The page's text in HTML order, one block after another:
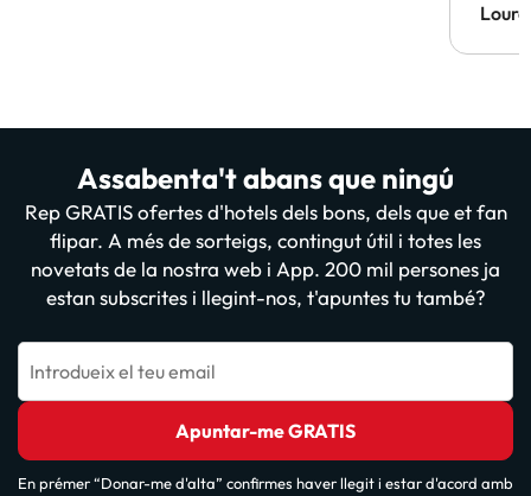
Assabenta't abans que ningú
Rep GRATIS ofertes d'hotels dels bons, dels que et fan
flipar. A més de sorteigs, contingut útil i totes les
novetats de la nostra web i App. 200 mil persones ja
estan subscrites i llegint-nos, t'apuntes tu també?
Introdueix el teu email
Apuntar-me GRATIS
En prémer “Donar-me d'alta” confirmes haver llegit i estar d'acord amb